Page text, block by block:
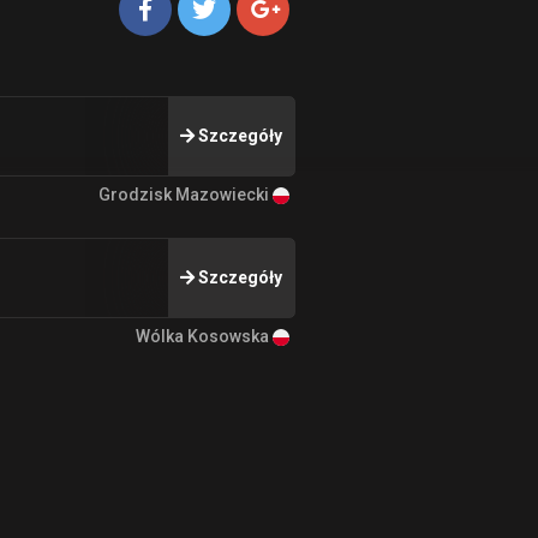
Szczegóły
Grodzisk Mazowiecki
Szczegóły
Wólka Kosowska